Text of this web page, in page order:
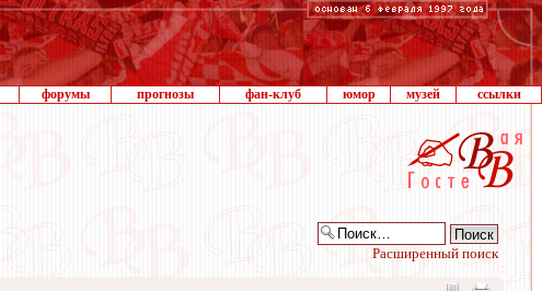
форумы прогнозы фан-клуб юмор музей ссылки
Расширенный поиск